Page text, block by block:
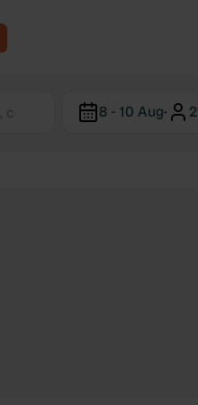
8 - 10 Aug· 2